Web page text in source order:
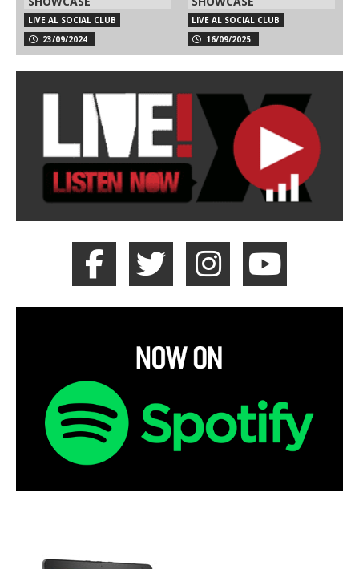
LIVE AL SOCIAL CLUB
23/09/2024
LIVE AL SOCIAL CLUB
16/09/2025